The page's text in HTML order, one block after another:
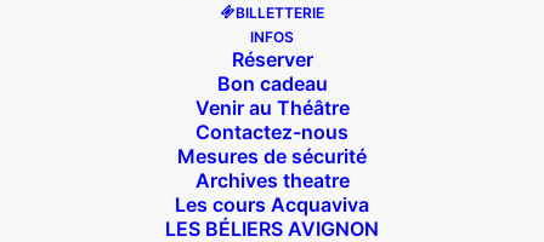
BILLETTERIE
INFOS
Réserver
Bon cadeau
Venir au Théâtre
Contactez-nous
Mesures de sécurité
Archives theatre
Les cours Acquaviva
LES BÉLIERS AVIGNON